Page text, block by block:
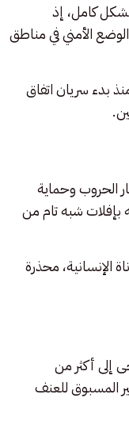
لم تتوقف بشكل كامل، إذ
الأمني في مناطق
1405 آخرين منذ بدء سريان اتفاق
الحروب وحماية
بإفلات شبه تام من
الإنسانية، محذرة
عدد الجرحى إلى أكثر من
المسبوق للعنف